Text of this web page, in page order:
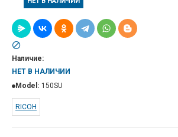
Наличие:
НЕТ В НАЛИЧИИ
Model: 150SU
RICOH